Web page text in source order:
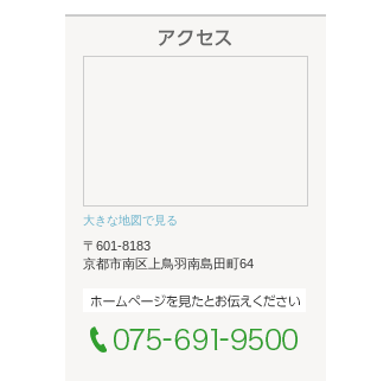
大きな地図で見る
〒601-8183
京都市南区上鳥羽南島田町64